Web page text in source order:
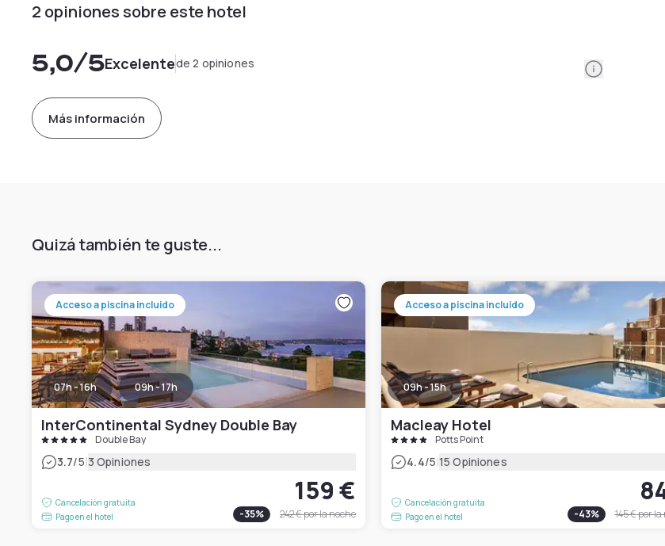
2 opiniones sobre este hotel
5,0/5Excelentede 2 opiniones Information
Más información
Quizá también te guste...
Acceso a piscina incluido
07h - 16h 09h - 17h
InterContinental Sydney Double Bay
Double Bay
3.7/5|3 Opiniones
Cancelación gratuita
Pago en el hotel
159 €
-35% 242 €por la noche
Acceso a piscina incluido
09h - 15h
Macleay Hotel
Potts Point
4.4/5|15 Opiniones
Cancelación gratuita
Pago en el hotel
-43% 145 €por la